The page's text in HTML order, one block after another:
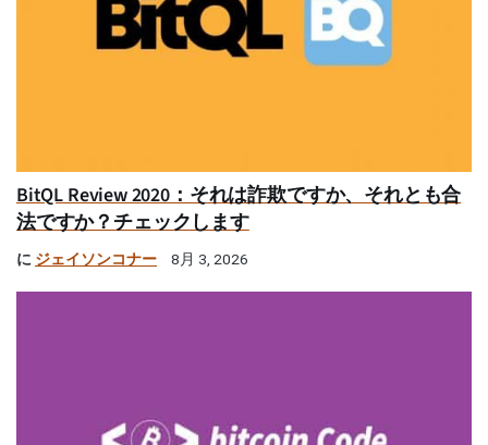
BitQL Review 2020：それは詐欺ですか、それとも合
法ですか？チェックします
に ジェイソンコナー 8月 3, 2026